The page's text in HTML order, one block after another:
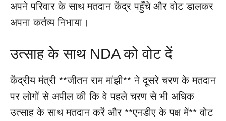
अपने परिवार के साथ मतदान केंद्र पहुँचे और वोट डालकर
अपना कर्तव्य निभाया।
उत्साह के साथ NDA को वोट दें
केंद्रीय मंत्री **जीतन राम मांझी** ने दूसरे चरण के मतदान
पर लोगों से अपील की कि वे पहले चरण से भी अधिक
उत्साह के साथ मतदान करें और **एनडीए के पक्ष में** वोट